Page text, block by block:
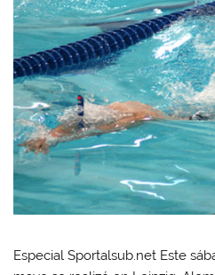
Especial Sportalsub.net Este